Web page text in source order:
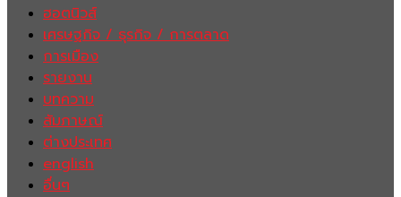
ฮอตนิวส์
เศรษฐกิจ / ธุรกิจ / การตลาด
การเมือง
รายงาน
บทความ
สัมภาษณ์
ต่างประเทศ
english
อื่นๆ